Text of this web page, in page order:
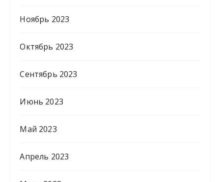
Ноябрь 2023
Октябрь 2023
Сентябрь 2023
Июнь 2023
Май 2023
Апрель 2023